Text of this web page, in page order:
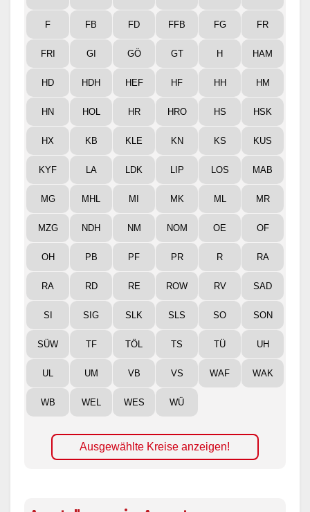
F FB FD FFB FG FR
FRI GI GÖ GT H HAM
HD HDH HEF HF HH HM
HN HOL HR HRO HS HSK
HX KB KLE KN KS KUS
KYF LA LDK LIP LOS MAB
MG MHL MI MK ML MR
MZG NDH NM NOM OE OF
OH PB PF PR R RA
RA RD RE ROW RV SAD
SI SIG SLK SLS SO SON
SÜW TF TÖL TS TÜ UH
UL UM VB VS WAF WAK
WB WEL WES WÜ
Ausgewählte Kreise anzeigen!